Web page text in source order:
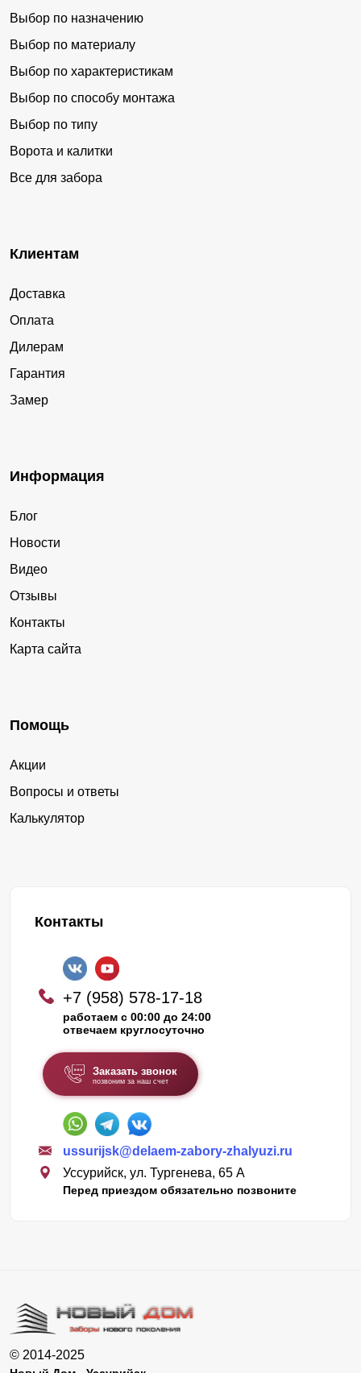
Выбор по назначению
Выбор по материалу
Выбор по характеристикам
Выбор по способу монтажа
Выбор по типу
Ворота и калитки
Все для забора
Клиентам
Доставка
Оплата
Дилерам
Гарантия
Замер
Информация
Блог
Новости
Видео
Отзывы
Контакты
Карта сайта
Помощь
Акции
Вопросы и ответы
Калькулятор
Контакты
+7 (958) 578-17-18
работаем с 00:00 до 24:00
отвечаем круглосуточно
Заказать звонок
позвоним за наш счет
ussurijsk@delaem-zabory-zhalyuzi.ru
Уссурийск, ул. Тургенева, 65 А
Перед приездом обязательно позвоните
© 2014-2025